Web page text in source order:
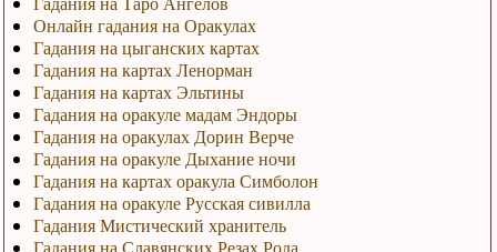
Онлайн гадания на Оракулах
Гадания на цыганских картах
Гадания на картах Ленорман
Гадания на картах Эльтины
Гадания на оракуле мадам Эндоры
Гадания на оракулах Дорин Верче
Гадания на оракуле Дыхание ночи
Гадания на картах оракула Симболон
Гадания на оракуле Русская сивилла
Гадания Мистический хранитель
Гадания на Славянских Резах Рода